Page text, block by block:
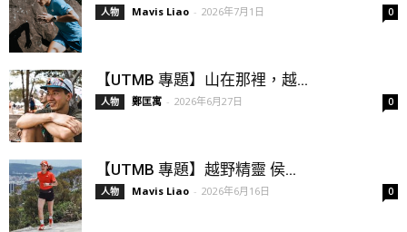
人物 Mavis Liao - 2026年7月1日 0
【UTMB 專題】山在那裡，越...
人物 鄭匡寓 - 2026年6月27日 0
【UTMB 專題】越野精靈 侯...
人物 Mavis Liao - 2026年6月16日 0